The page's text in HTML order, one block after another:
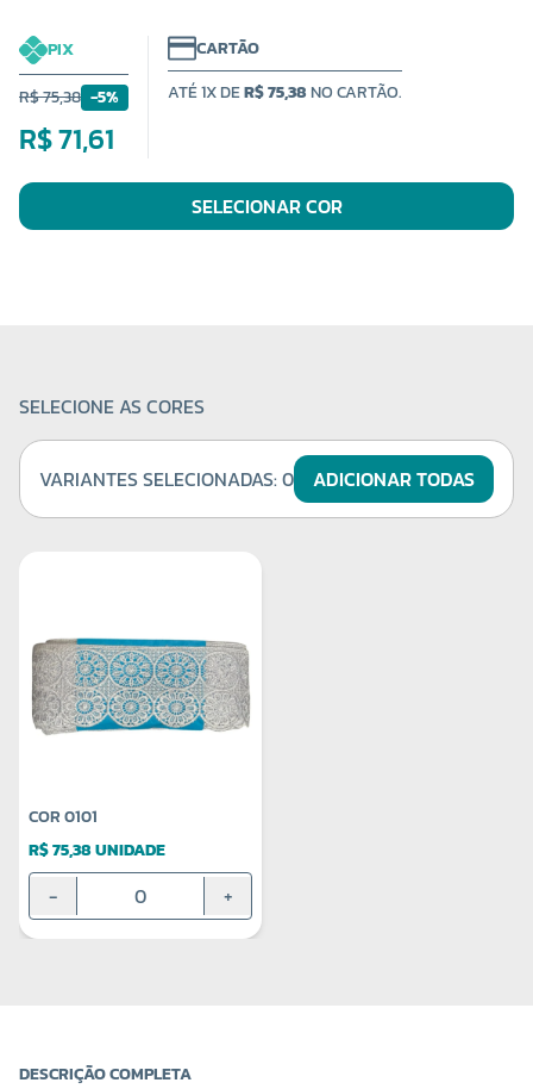
PIX
R$ 75,38 -5%
R$ 71,61
CARTÃO
ATÉ 1X DER$ 75,38NO CARTÃO.
SELECIONAR COR
SELECIONE AS CORES
VARIANTES SELECIONADAS:0 ADICIONAR TODAS
COR 0101
R$ 75,38 UNIDADE
- +
DESCRIÇÃO COMPLETA